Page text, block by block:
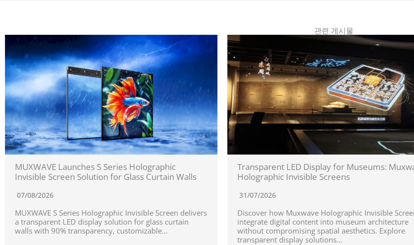
관련 게시물
MUXWAVE Launches S Series Holographic
Invisible Screen Solution for Glass Curtain Walls
07/08/2026
MUXWAVE S Series Holographic Invisible Screen delivers
a transparent LED display solution for glass curtain
walls with 90% transparency, customizable...
Transparent LED Display for Museums:
Holographic Invisible Screens
31/07/2026
Discover how Muxwave Holographic Invisible
integrate digital content into museum architecture
without compromising spatial aesthetics. Explore
transparent display solutions...